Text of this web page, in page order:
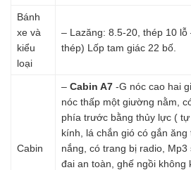
Bánh
xe và
kiểu
loại
– Lazăng: 8.5-20, thép 10
thép) Lốp tam giác 22 bố.
Cabin
– Cabin A7 -G nóc cao hai
nóc thấp một giường nằm,
phía trước bằng thủy lực (
kính, lá chắn gió có gắn
nắng, có trang bị radio,
đai an toàn, ghế ngồi không